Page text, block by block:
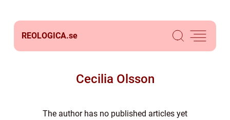
REOLOGICA.se
Cecilia Olsson
The author has no published articles yet